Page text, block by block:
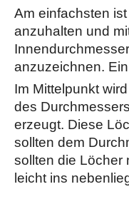
Am einfachsten
anzuhalten und
anzuzeichnen.
Im Mittelpunkt
des
erzeugt. Diese
sollten dem
sollten die Löcher
leicht ins